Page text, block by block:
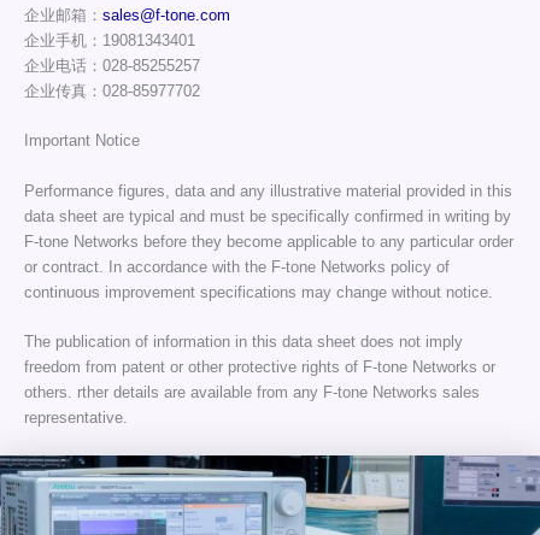
企业邮箱： sales@f-tone.com
企业手机：19081343401
企业电话：028-85255257
企业传真：028-85977702
Important Notice
Performance figures, data and any illustrative material provided in this
data sheet are typical and must be specifically confirmed in writing by
F-tone Networks before they become applicable to any particular order
or contract. In accordance with the F-tone Networks policy of
continuous improvement specifications may change without notice.
The publication of information in this data sheet does not imply
freedom from patent or other protective rights of F-tone Networks or
others. rther details are available from any F-tone Networks sales
representative.